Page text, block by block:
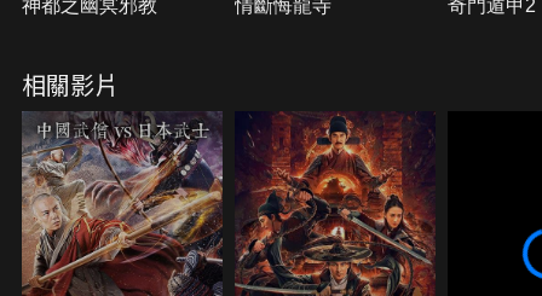
神都之幽冥邪教 情斷悔龍寺 奇門遁甲2
相關影片